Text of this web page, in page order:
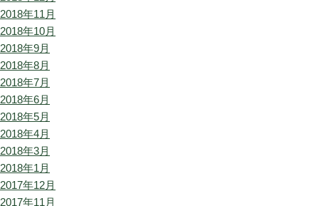
2018年11月
2018年10月
2018年9月
2018年8月
2018年7月
2018年6月
2018年5月
2018年4月
2018年3月
2018年1月
2017年12月
2017年11月